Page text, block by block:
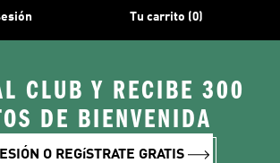
Tu carrito (0)
CLUB Y RECIBE 300
DE BIENVENIDA
O REGíSTRATE GRATIS